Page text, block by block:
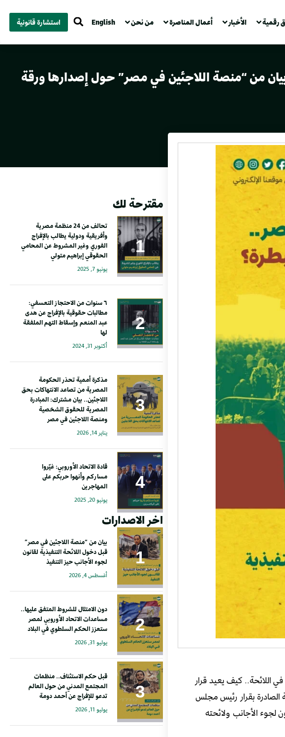
رقمية الأخبار أعمال المناصرة من نحن English استشارة قانونية
بيان من “منصة اللاجئين في مصر” حول إصدارها ورقة
اللائحة.. كيف يعيد قرار
الصادرة بقرار رئيس مجلس
لسنة 2024، مطالبة بإرجاء دخول قانون لجوء الأجانب ولائحته
مقترحة لك
تحالف من 24 منظمة مصرية
وأفريقية ودولية يطالب بالإفراج
الفوري وغير المشروط عن المحامي
الحقوقي إبراهيم متولي
يونيو 7, 2025
٦ سنوات من الاحتجاز التعسفي:
مطالبات حقوقية بالإفراج عن هدى
عبد المنعم وإسقاط التهم الملفقة
لها
أكتوبر 31, 2024
مذكرة أممية تحذر الحكومة
المصرية من تصاعد الانتهاكات بحق
اللاجئين.. بيان مشترك: المبادرة
المصرية للحقوق الشخصية
ومنصة اللاجئين في مصر
يناير 14, 2026
قادة الاتحاد الأوروبي: غيّروا
مساركم وأنهوا حربكم على
المهاجرين
يونيو 20, 2025
اخر الاصدارات
بيان من “منصة اللاجئين في مصر”
قبل دخول اللائحة التنفيذية لقانون
لجوء الأجانب حيز التنفيذ
أغسطس 4, 2026
دون الامتثال للشروط المتفق عليها..
مساعدات الاتحاد الأوروبي لمصر
ستعزز الحكم السلطوي في البلاد
يوليو 31, 2026
قبل حكم الاستئناف.. منظمات
المجتمع المدني من حول العالم
تدعو للإفراج عن أحمد دومة
يوليو 11, 2026